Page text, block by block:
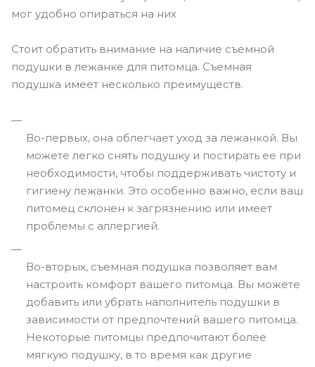
мог удобно опираться на них
Стоит обратить внимание на наличие съемной
подушки в лежанке для питомца. Съемная
подушка имеет несколько преимуществ.
Во-первых, она облегчает уход за лежанкой. Вы
можете легко снять подушку и постирать ее при
необходимости, чтобы поддерживать чистоту и
гигиену лежанки. Это особенно важно, если ваш
питомец склонен к загрязнению или имеет
проблемы с аллергией.
Во-вторых, съемная подушка позволяет вам
настроить комфорт вашего питомца. Вы можете
добавить или убрать наполнитель подушки в
зависимости от предпочтений вашего питомца.
Некоторые питомцы предпочитают более
мягкую подушку, в то время как другие